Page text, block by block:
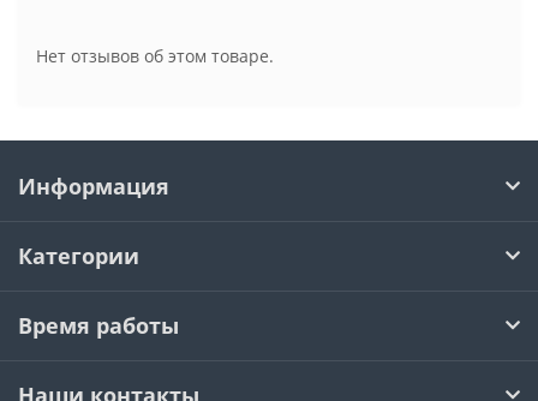
Нет отзывов об этом товаре.
Информация
Категории
Время работы
Наши контакты